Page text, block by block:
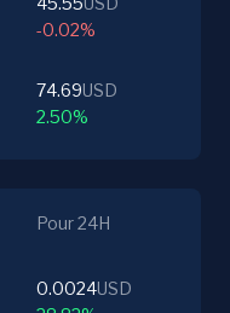
-0.02%
74.69USD
2.50%
Pour 24H
0.0024USD